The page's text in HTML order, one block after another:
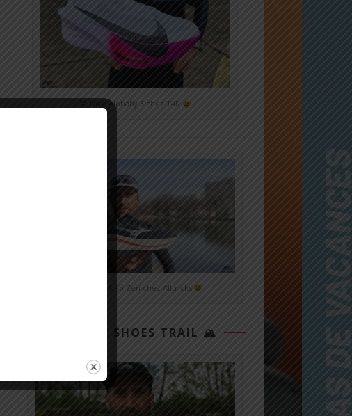
Nike Alphafly 3 chez T4R
Mizuno Neo Zen chez Alltricks
TOP 3 SHOES TRAIL 🏔